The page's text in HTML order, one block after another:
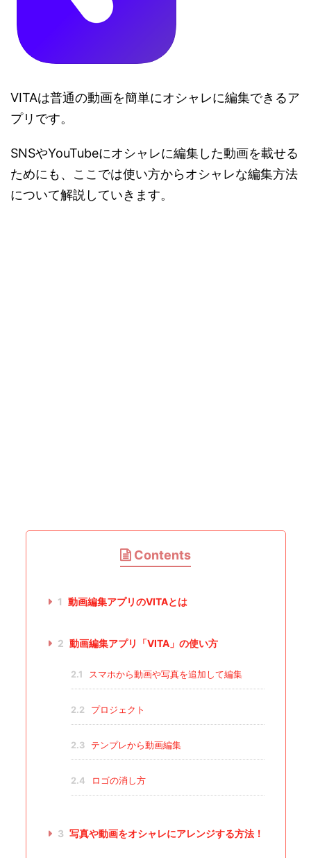
VITAは普通の動画を簡単にオシャレに編集できるア
プリです。
SNSやYouTubeにオシャレに編集した動画を載せる
ためにも、ここでは使い方からオシャレな編集方法
について解説していきます。
Contents
1 動画編集アプリのVITAとは
2 動画編集アプリ「VITA」の使い方
2.1 スマホから動画や写真を追加して編集
2.2 プロジェクト
2.3 テンプレから動画編集
2.4 ロゴの消し方
3 写真や動画をオシャレにアレンジする方法！